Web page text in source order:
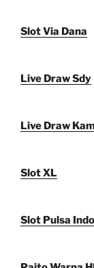
Slot Via Dana
Live Draw Sdy
Live Draw
Slot XL
Slot Pulsa